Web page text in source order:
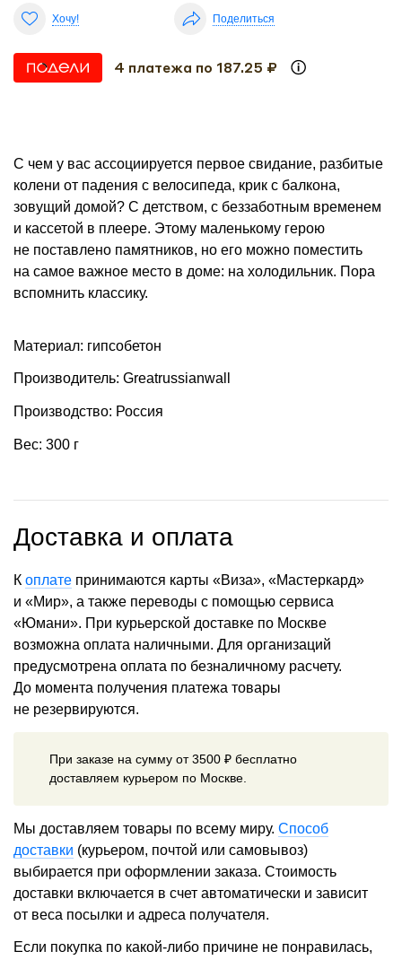
Хочу! Поделиться
4 платежа по 187.25 ₽
С чем у вас ассоциируется первое свидание, разбитые
колени от падения с велосипеда, крик с балкона,
зовущий домой? С детством, с беззаботным временем
и кассетой в плеере. Этому маленькому герою
не поставлено памятников, но его можно поместить
на самое важное место в доме: на холодильник. Пора
вспомнить классику.
Материал: гипсобетон
Производитель: Greatrussianwall
Производство: Россия
Вес: 300 г
Доставка и оплата
К оплате принимаются карты «Виза», «Мастеркард»
и «Мир», а также переводы с помощью сервиса
«Юмани». При курьерской доставке по Москве
возможна оплата наличными. Для организаций
предусмотрена оплата по безналичному расчету.
До момента получения платежа товары
не резервируются.
При заказе на сумму от 3500 ₽ бесплатно
доставляем курьером по Москве.
Мы доставляем товары по всему миру. Способ
доставки (курьером, почтой или самовывоз)
выбирается при оформлении заказа. Стоимость
доставки включается в счет автоматически и зависит
от веса посылки и адреса получателя.
Если покупка по какой-либо причине не понравилась,